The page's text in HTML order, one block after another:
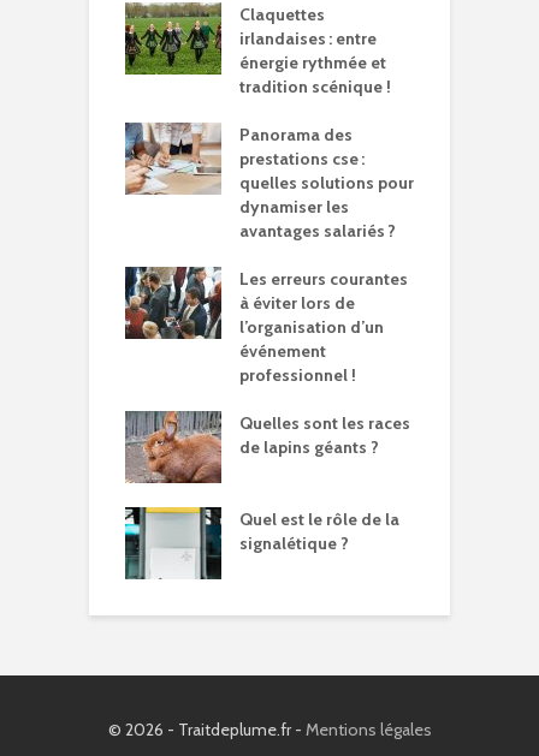
Claquettes
irlandaises : entre
énergie rythmée et
tradition scénique !
Panorama des
prestations cse :
quelles solutions pour
dynamiser les
avantages salariés ?
Les erreurs courantes
à éviter lors de
l’organisation d’un
événement
professionnel !
Quelles sont les races
de lapins géants ?
Quel est le rôle de la
signalétique ?
© 2026 - Traitdeplume.fr - Mentions légales